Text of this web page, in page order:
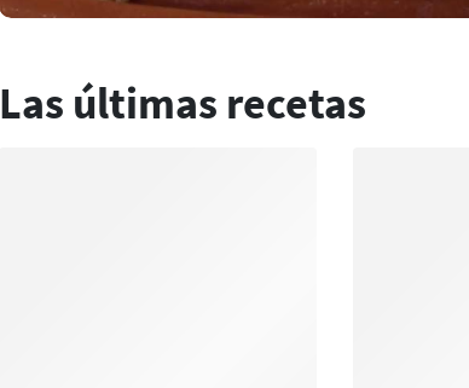
Las últimas recetas